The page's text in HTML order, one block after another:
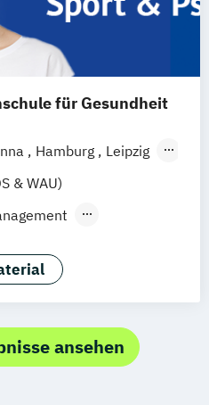
für Gesundheit
Hamburg
Leipzig
& WAU)
Physiotherapie
Coaching
(versch.
ansehen